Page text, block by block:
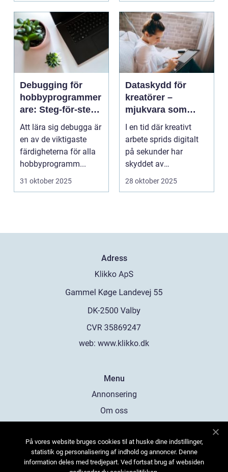
Debugging för
hobbyprogrammer
are: Steg-för-steg-
metoder
Att lära sig debugga är
en av de viktigaste
färdigheterna för alla
hobbyprogramm...
31 oktober 2025
Dataskydd för
kreatörer –
mjukvara som
skyddar
intellektuellt
kapital
I en tid där kreativt
arbete sprids digitalt
på sekunder har
skyddet av
intellektuellt ka...
28 oktober 2025
Adress
web: www.klikko.dk
Menu
Annonsering
Om oss
Kontakta oss
Sitemap
På vores website bruges cookies til at huske dine indstillinger,
statistik og personalisering af indhold og annoncer. Denne
information deles med tredjepart. Ved fortsat brug af websiden